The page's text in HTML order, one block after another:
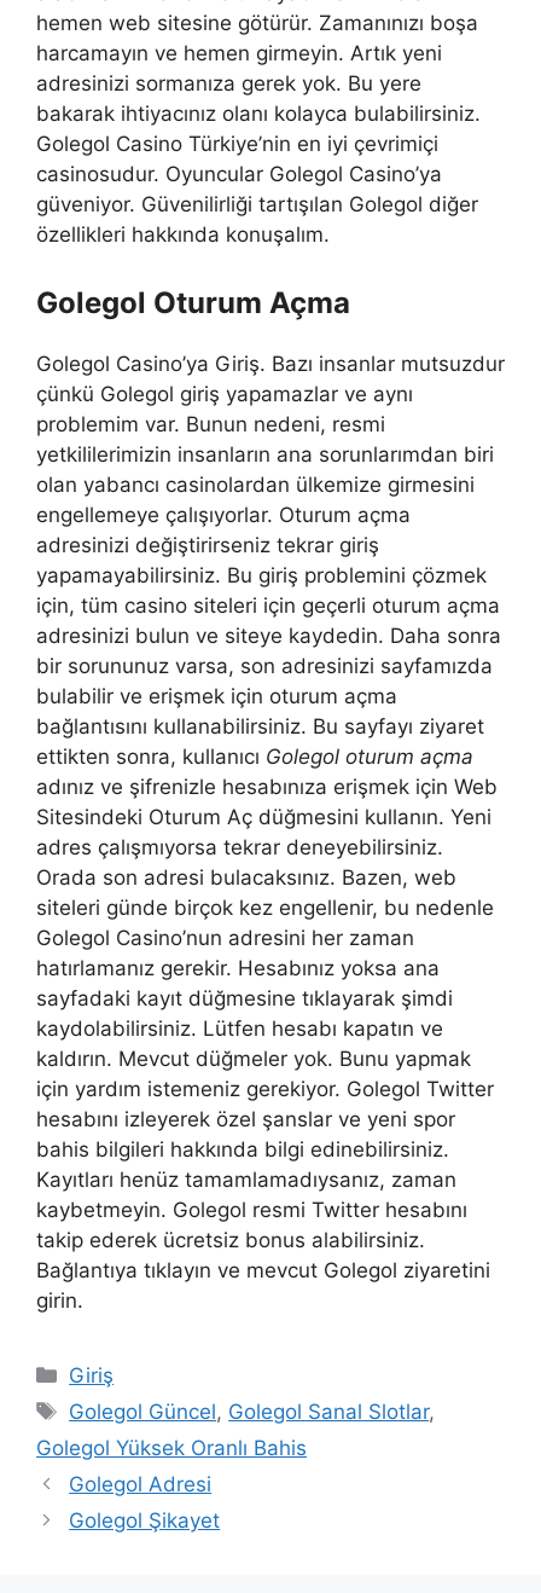
hemen web sitesine götürür. Zamanınızı boşa
harcamayın ve hemen girmeyin. Artık yeni
adresinizi sormanıza gerek yok. Bu yere
bakarak ihtiyacınız olanı kolayca bulabilirsiniz.
Golegol Casino Türkiye’nin en iyi çevrimiçi
casinosudur. Oyuncular Golegol Casino’ya
güveniyor. Güvenilirliği tartışılan Golegol diğer
özellikleri hakkında konuşalım.
Golegol Oturum Açma
Golegol Casino’ya Giriş. Bazı insanlar mutsuzdur
çünkü Golegol giriş yapamazlar ve aynı
problemim var. Bunun nedeni, resmi
yetkililerimizin insanların ana sorunlarımdan biri
olan yabancı casinolardan ülkemize girmesini
engellemeye çalışıyorlar. Oturum açma
adresinizi değiştirirseniz tekrar giriş
yapamayabilirsiniz. Bu giriş problemini çözmek
için, tüm casino siteleri için geçerli oturum açma
adresinizi bulun ve siteye kaydedin. Daha sonra
bir sorununuz varsa, son adresinizi sayfamızda
bulabilir ve erişmek için oturum açma
bağlantısını kullanabilirsiniz. Bu sayfayı ziyaret
ettikten sonra, kullanıcı Golegol oturum açma
adınız ve şifrenizle hesabınıza erişmek için Web
Sitesindeki Oturum Aç düğmesini kullanın. Yeni
adres çalışmıyorsa tekrar deneyebilirsiniz.
Orada son adresi bulacaksınız. Bazen, web
siteleri günde birçok kez engellenir, bu nedenle
Golegol Casino’nun adresini her zaman
hatırlamanız gerekir. Hesabınız yoksa ana
sayfadaki kayıt düğmesine tıklayarak şimdi
kaydolabilirsiniz. Lütfen hesabı kapatın ve
kaldırın. Mevcut düğmeler yok. Bunu yapmak
için yardım istemeniz gerekiyor. Golegol Twitter
hesabını izleyerek özel şanslar ve yeni spor
bahis bilgileri hakkında bilgi edinebilirsiniz.
Kayıtları henüz tamamlamadıysanız, zaman
kaybetmeyin. Golegol resmi Twitter hesabını
takip ederek ücretsiz bonus alabilirsiniz.
Bağlantıya tıklayın ve mevcut Golegol ziyaretini
girin.
Kategoriler
Giriş
Etiketler
Golegol Güncel, Golegol Sanal Slotlar,
Golegol Yüksek Oranlı Bahis
Golegol Adresi
Golegol Şikayet